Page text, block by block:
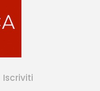
Iscriviti